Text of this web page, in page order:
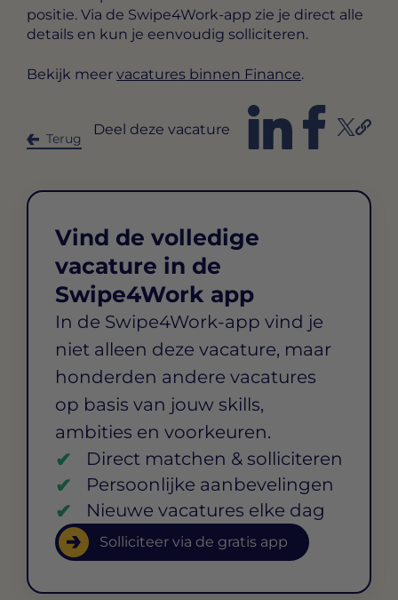
positie. Via de Swipe4Work-app zie je direct alle
details en kun je eenvoudig solliciteren.
Bekijk meer vacatures binnen Finance.
Terug
Deel deze vacature
Vind de volledige
vacature in de
Swipe4Work app
In de Swipe4Work-app vind je
niet alleen deze vacature, maar
honderden andere vacatures
op basis van jouw skills,
ambities en voorkeuren.
Direct matchen & solliciteren
Persoonlijke aanbevelingen
Nieuwe vacatures elke dag
Solliciteer via de gratis app